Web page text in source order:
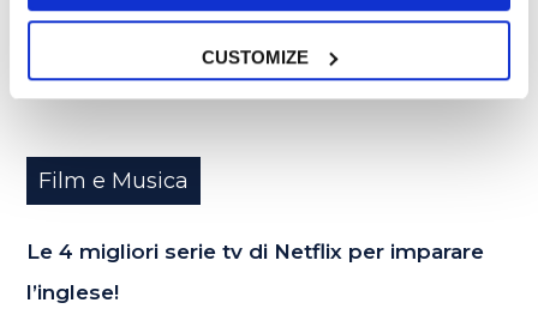
CUSTOMIZE
Film e Musica
Le 4 migliori serie tv di Netflix per imparare
l’inglese!